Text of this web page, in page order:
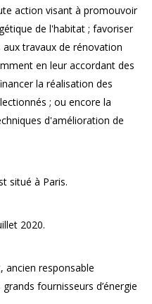
action visant à promouvoir
de l'habitat ; favoriser
travaux de rénovation
en leur accordant des
la réalisation des
; ou encore la
d'amélioration de
situé à Paris.
2020.
ancien responsable
fournisseurs d’énergie